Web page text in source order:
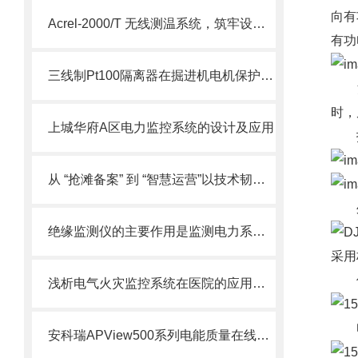
Acrel-2000/T 无线测温系统，筑牢设备安全防线助力智能化管理革新
三线制Pt100隔离器在掘进机电机保护系统中的应用
上城华府A区电力监控系统的设计及应用
从 “抢滩备案” 到 “智慧运营”以技术韧性推动分布式光伏市场化转型
绝缘监测仪的主要作用是监测电力系统中绝缘材料的状态
浅析电气火灾监控系统在医院的应用研究
安科瑞APView500系列电能质量在线监测装置
向
有
注
时
技
采
仪